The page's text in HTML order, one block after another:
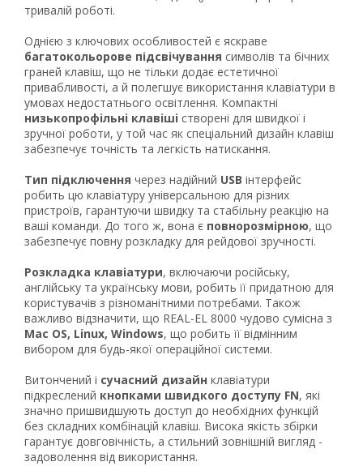
Рейтинг EXE.ua:4.6
90
19
21
63
тривалій роботі.
Однією з ключових особливостей є яскраве
багатокольорове підсвічування символів та бічних
граней клавіш, що не тільки додає естетичної
привабливості, а й полегшує використання клавіатури в
умовах недостатнього освітлення. Компактні
низькопрофільні клавіші створені для швидкої і
зручної роботи, у той час як спеціальний дизайн клавіш
забезпечує точність та легкість натискання.
Тип підключення через надійний USB інтерфейс
робить цю клавіатуру універсальною для різних
пристроїв, гарантуючи швидку та стабільну реакцію на
ваші команди. До того ж, вона є повнорозмірною, що
забезпечує повну розкладку для рейдової зручності.
Розкладка клавіатури, включаючи російську,
англійську та українську мови, робить її придатною для
користувачів з різноманітними потребами. Також
важливо відзначити, що REAL-EL 8000 чудово сумісна з
Mac OS, Linux, Windows, що робить її відмінним
вибором для будь-якої операційної системи.
Витончений і сучасний дизайн клавіатури
підкреслений кнопками швидкого доступу FN, які
значно пришвидшують доступ до необхідних функцій
без складних комбінацій клавіш. Висока якість збірки
гарантує довговічність, а стильний зовнішній вигляд -
задоволення від використання.